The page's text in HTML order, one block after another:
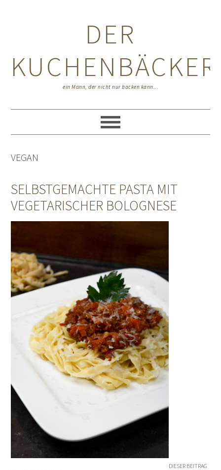
DER
KUCHENBÄCKER
ein Mann, der nicht nur backen kann...
VEGAN
SELBSTGEMACHTE PASTA MIT
VEGETARISCHER BOLOGNESE
DIESER BEITRAG